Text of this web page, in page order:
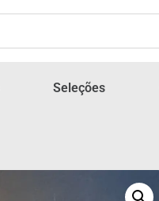
Seleções